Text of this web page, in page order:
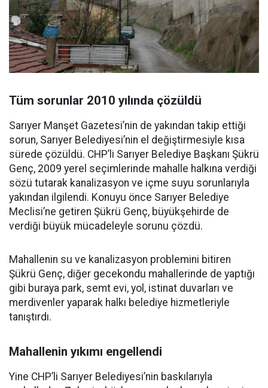
Tüm sorunlar 2010 yılında çözüldü
Sarıyer Manşet Gazetesi’nin de yakından takip ettiği
sorun, Sarıyer Belediyesi’nin el değiştirmesiyle kısa
sürede çözüldü. CHP’li Sarıyer Belediye Başkanı Şükrü
Genç, 2009 yerel seçimlerinde mahalle halkına verdiği
sözü tutarak kanalizasyon ve içme suyu sorunlarıyla
yakından ilgilendi. Konuyu önce Sarıyer Belediye
Meclisi’ne getiren Şükrü Genç, büyükşehirde de
verdiği büyük mücadeleyle sorunu çözdü.
Mahallenin su ve kanalizasyon problemini bitiren
Şükrü Genç, diğer gecekondu mahallerinde de yaptığı
gibi buraya park, semt evi, yol, istinat duvarları ve
merdivenler yaparak halkı belediye hizmetleriyle
tanıştırdı.
Mahallenin yıkımı engellendi
Yine CHP’li Sarıyer Belediyesi’nin baskılarıyla